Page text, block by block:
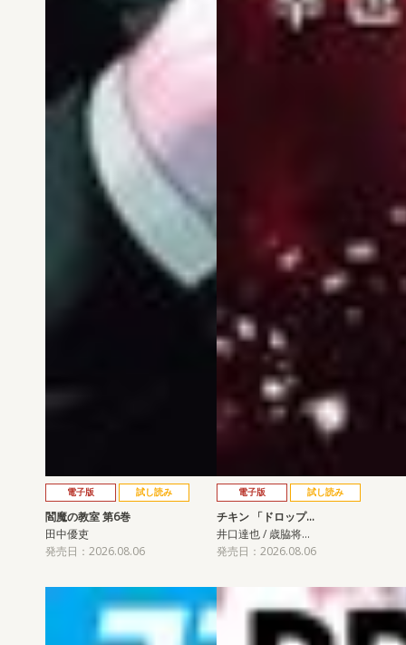
電子版 試し読み
閻魔の教室 第6巻
田中優吏
発売日：2026.08.06
電子版 試し読み
チキン 「ドロップ…
井口達也 / 歳脇将…
発売日：2026.08.06